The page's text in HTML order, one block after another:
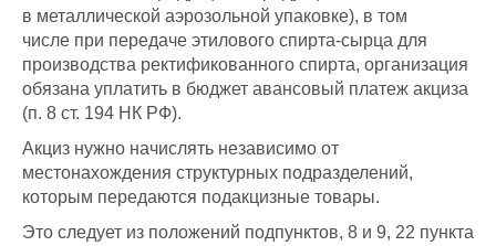
в металлической аэрозольной упаковке), в том
числе при передаче этилового спирта-сырца для
производства ректификованного спирта, организация
обязана уплатить в бюджет авансовый платеж акциза
(п. 8 ст. 194 НК РФ).
Акциз нужно начислять независимо от
местонахождения структурных подразделений,
которым передаются подакцизные товары.
Это следует из положений подпунктов, 8 и 9, 22 пункта